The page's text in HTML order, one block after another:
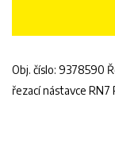
Obj. číslo: 9378590
řezací nástavce RN7